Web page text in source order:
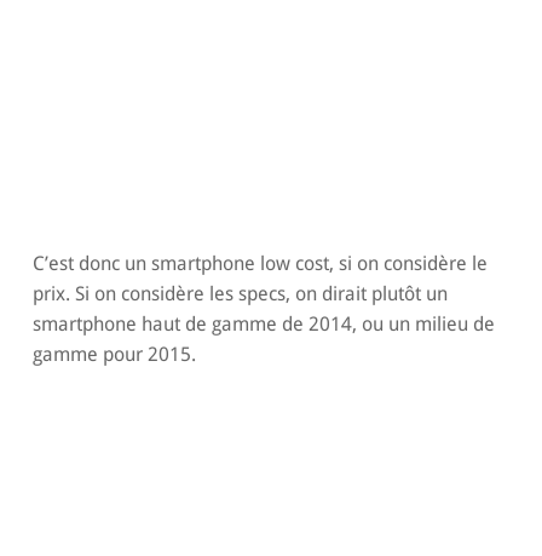
C’est donc un smartphone low cost, si on considère le
prix. Si on considère les specs, on dirait plutôt un
smartphone haut de gamme de 2014, ou un milieu de
gamme pour 2015.